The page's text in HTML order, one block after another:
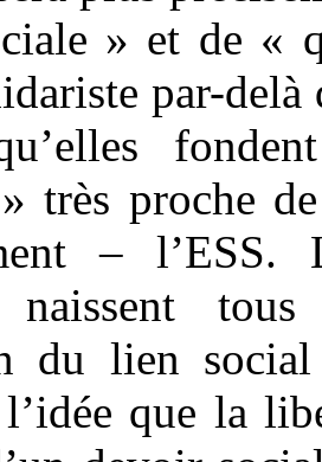
» et de «
par-
très proche
– l’ESS.
naissent
du lien
que la